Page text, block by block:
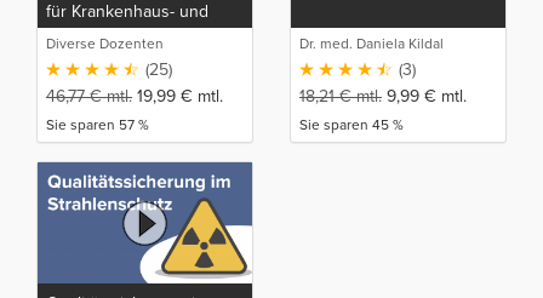
für Krankenhaus- und
Pflegepersonal
Diverse Dozenten
(25)
46,77€mtl. 19,99 € mtl.
Sie sparen 57 %
Dr. med. Daniela Kildal
(3)
18,21€mtl. 9,99 € mtl.
Sie sparen 45 %